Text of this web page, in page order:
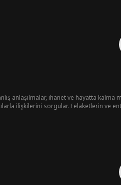
anlaşılmalar, ihanet ve hayatta kalma
ilişkilerini sorgular. Felaketlerin ve